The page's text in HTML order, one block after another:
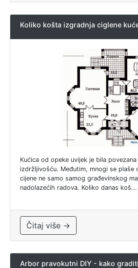
Koliko košta izgradnja ciglene
Kućica od opeke uvijek je bila
izdržljivošću. Međutim, mnogi se plaše
cijene ne samo samog građevinskog
nadolazećih radova. Koliko danas koš...
Čitaj više →
Arbor pravokutni DIY - kako